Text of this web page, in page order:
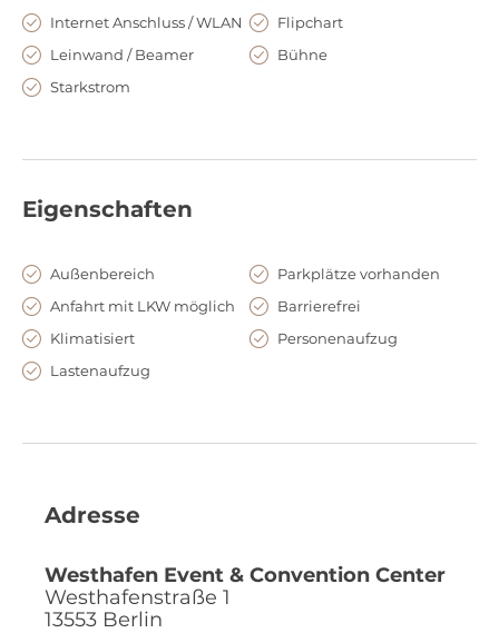
Internet Anschluss / WLAN
Flipchart
Leinwand / Beamer
Bühne
Starkstrom
Eigenschaften
Außenbereich
Parkplätze vorhanden
Anfahrt mit LKW möglich
Barrierefrei
Klimatisiert
Personenaufzug
Lastenaufzug
Adresse
Westhafen Event & Convention Center
Westhafenstraße 1
13553 Berlin